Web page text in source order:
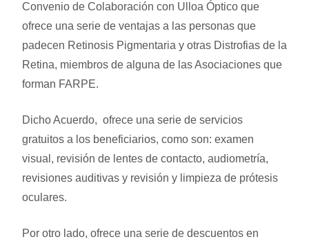
Convenio de Colaboración con Ulloa Óptico que
ofrece una serie de ventajas a las personas que
padecen Retinosis Pigmentaria y otras Distrofias de la
Retina, miembros de alguna de las Asociaciones que
forman FARPE.
Dicho Acuerdo, ofrece una serie de servicios
gratuitos a los beneficiarios, como son: examen
visual, revisión de lentes de contacto, audiometría,
revisiones auditivas y revisión y limpieza de prótesis
oculares.
Por otro lado, ofrece una serie de descuentos en